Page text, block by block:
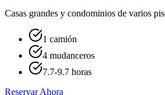
Casas grandes y condominios de varios
1 camión
4 mudanceros
7.7-9.7 horas
Reservar Ahora